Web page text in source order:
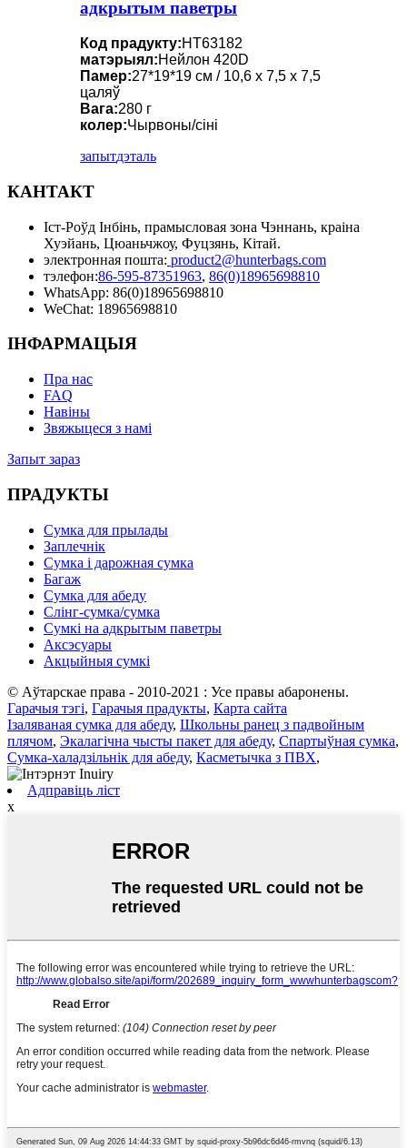
адкрытым паветры
Код прадукту:HT63182
матэрыял:Нейлон 420D
Памер:27*19*19 см / 10,6 х 7,5 х 7,5
цаляў
Вага:280 г
колер:Чырвоны/сіні
запытдэталь
КАНТАКТ
Іст-Роўд Інбінь, прамысловая зона Чэннань, краіна
Хуэйань, Цюаньчжоу, Фуцзянь, Кітай.
электронная пошта: product2@hunterbags.com
тэлефон:86-595-87351963, 86(0)18965698810
WhatsApp: 86(0)18965698810
WeChat: 18965698810
ІНФАРМАЦЫЯ
Пра нас
FAQ
Навіны
Звяжыцеся з намі
Запыт зараз
ПРАДУКТЫ
Сумка для прылады
Заплечнік
Сумка і дарожная сумка
Багаж
Сумка для абеду
Слінг-сумка/сумка
Сумкі на адкрытым паветры
Аксэсуары
Акцыйныя сумкі
© Аўтарскае права - 2010-2021 : Усе правы абаронены.
Гарачыя тэгі, Гарачыя прадукты, Карта сайта
Ізаляваная сумка для абеду, Школьны ранец з падвойным
плячом, Экалагічна чысты пакет для абеду, Спартыўная сумка,
Сумка-халадзільнік для абеду, Касметычка з ПВХ,
Адправіць ліст
x